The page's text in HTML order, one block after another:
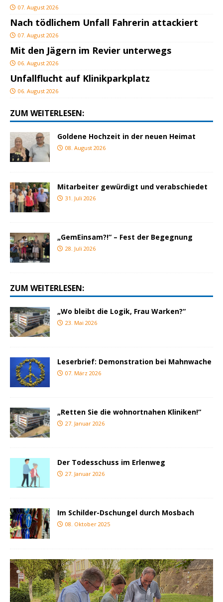
07. August 2026
Nach tödlichem Unfall Fahrerin attackiert
07. August 2026
Mit den Jägern im Revier unterwegs
06. August 2026
Unfallflucht auf Klinikparkplatz
06. August 2026
ZUM WEITERLESEN:
Goldene Hochzeit in der neuen Heimat
08. August 2026
Mitarbeiter gewürdigt und verabschiedet
31. Juli 2026
„GemEinsam?!“ – Fest der Begegnung
28. Juli 2026
ZUM WEITERLESEN:
„Wo bleibt die Logik, Frau Warken?“
23. Mai 2026
Leserbrief: Demonstration bei Mahnwache
07. März 2026
„Retten Sie die wohnortnahen Kliniken!“
27. Januar 2026
Der Todesschuss im Erlenweg
27. Januar 2026
Im Schilder-Dschungel durch Mosbach
08. Oktober 2025